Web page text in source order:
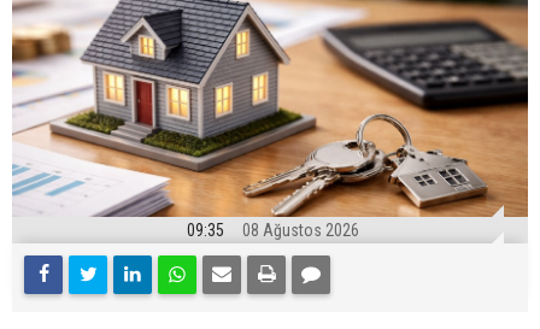
09:35 08 Ağustos 2026